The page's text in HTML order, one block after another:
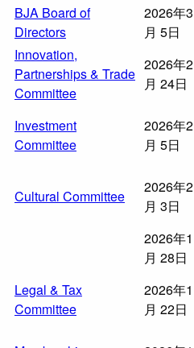
BJA Board of
Directors
2026年3
月 5日
Innovation,
Partnerships & Trade
Committee
2026年2
月 24日
Investment
Committee
2026年2
月 5日
Cultural Committee
2026年2
月 3日
2026年1
月 28日
Legal & Tax
Committee
2026年1
月 22日